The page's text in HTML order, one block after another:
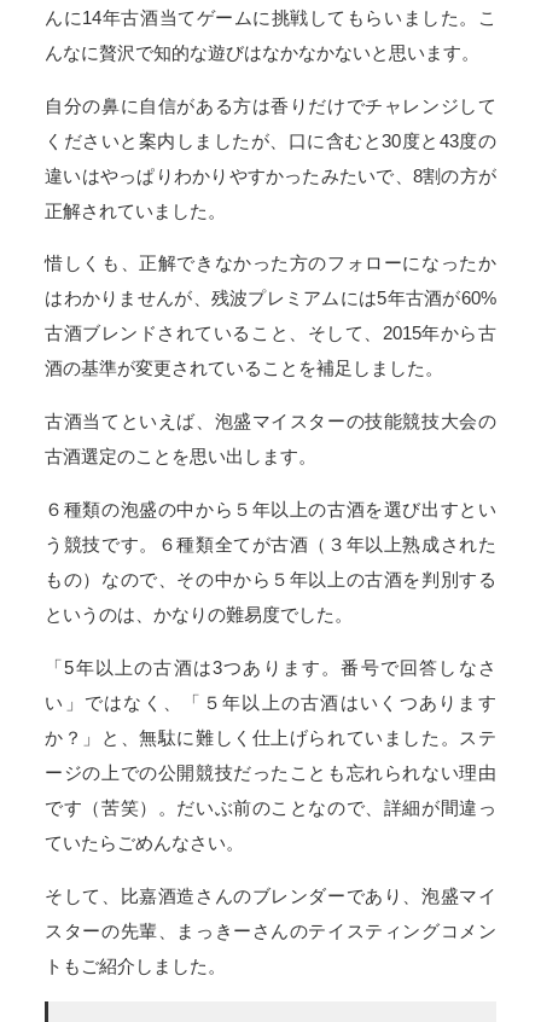
んに14年古酒当てゲームに挑戦してもらいました。こ
んなに贅沢で知的な遊びはなかなかないと思います。
自分の鼻に自信がある方は香りだけでチャレンジして
くださいと案内しましたが、口に含むと30度と43度の
違いはやっぱりわかりやすかったみたいで、8割の方が
正解されていました。
惜しくも、正解できなかった方のフォローになったか
はわかりませんが、残波プレミアムには5年古酒が60%
古酒ブレンドされていること、そして、2015年から古
酒の基準が変更されていることを補足しました。
古酒当てといえば、泡盛マイスターの技能競技大会の
古酒選定のことを思い出します。
６種類の泡盛の中から５年以上の古酒を選び出すとい
う競技です。６種類全てが古酒（３年以上熟成された
もの）なので、その中から５年以上の古酒を判別する
というのは、かなりの難易度でした。
「5年以上の古酒は3つあります。番号で回答しなさ
い」ではなく、「５年以上の古酒はいくつあります
か？」と、無駄に難しく仕上げられていました。ステ
ージの上での公開競技だったことも忘れられない理由
です（苦笑）。だいぶ前のことなので、詳細が間違っ
ていたらごめんなさい。
そして、比嘉酒造さんのブレンダーであり、泡盛マイ
スターの先輩、まっきーさんのテイスティングコメン
トもご紹介しました。